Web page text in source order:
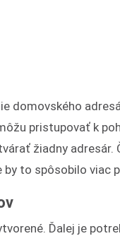
domovského
pristupovať k
žiadny adresár.
by to spôsobilo viac
Ďalej je